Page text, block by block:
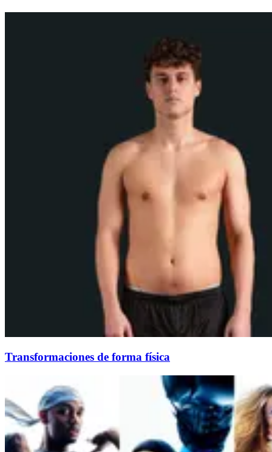
Transformaciones de forma física